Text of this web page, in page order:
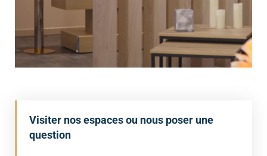
Visiter nos espaces ou nous poser une
question